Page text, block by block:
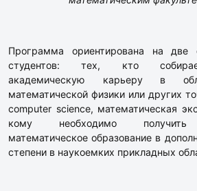
Программа ориентирована на две
студентов: тех, кто
академическую карьеру в
математической физики или других
computer science, математическая
кому необходимо получить
математическое образование в
степени в наукоемких прикладных